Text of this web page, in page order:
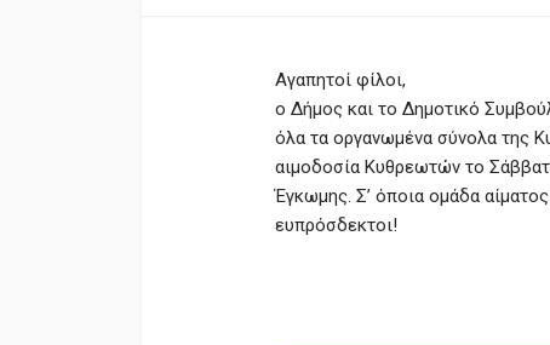
Αγαπητοί φίλοι,
ο Δήμος και το Δημοτικό
όλα τα οργανωμένα σύνολα της
αιμοδοσία Κυθρεωτών το
Έγκωμης. Σ’ όποια ομάδα
ευπρόσδεκτοι!